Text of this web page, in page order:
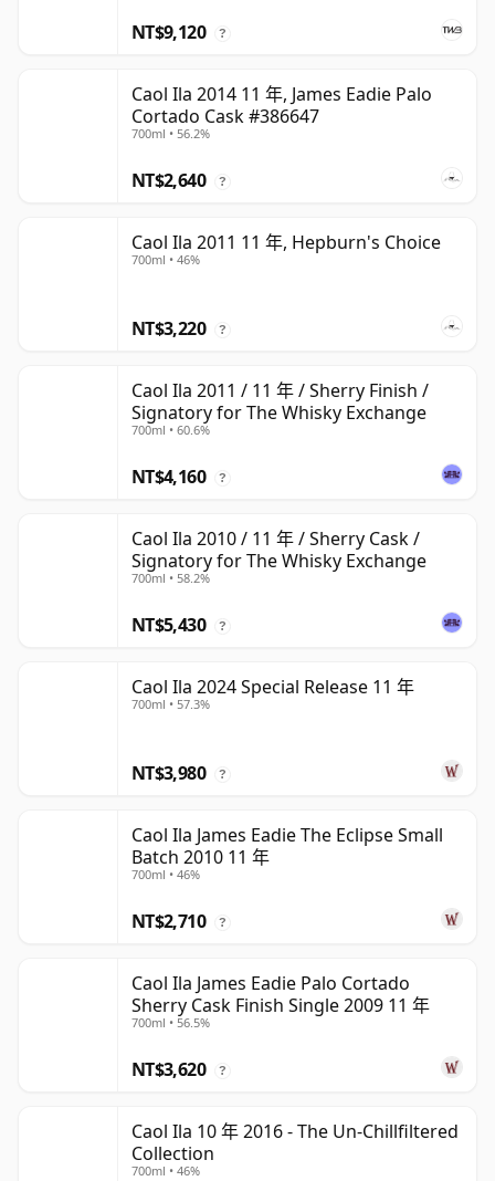
NT$9,120 ?
Caol Ila 2014 11 年, James Eadie Palo
Cortado Cask #386647
700ml • 56.2%
NT$2,640 ?
Caol Ila 2011 11 年, Hepburn's Choice
700ml • 46%
NT$3,220 ?
Caol Ila 2011 / 11 年 / Sherry Finish /
Signatory for The Whisky Exchange
700ml • 60.6%
NT$4,160 ?
Caol Ila 2010 / 11 年 / Sherry Cask /
Signatory for The Whisky Exchange
700ml • 58.2%
NT$5,430 ?
Caol Ila 2024 Special Release 11 年
700ml • 57.3%
NT$3,980 ?
Caol Ila James Eadie The Eclipse Small
Batch 2010 11 年
700ml • 46%
NT$2,710 ?
Caol Ila James Eadie Palo Cortado
Sherry Cask Finish Single 2009 11 年
700ml • 56.5%
NT$3,620 ?
Caol Ila 10 年 2016 - The Un-Chillfiltered
Collection
700ml • 46%